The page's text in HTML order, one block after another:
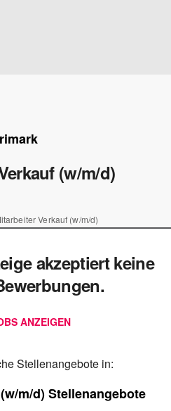
(w/m/d)
Verkauf (w/m/d)
akzeptiert keine
ANZEIGEN
Stellenangebote in:
m/d) Stellenangebote